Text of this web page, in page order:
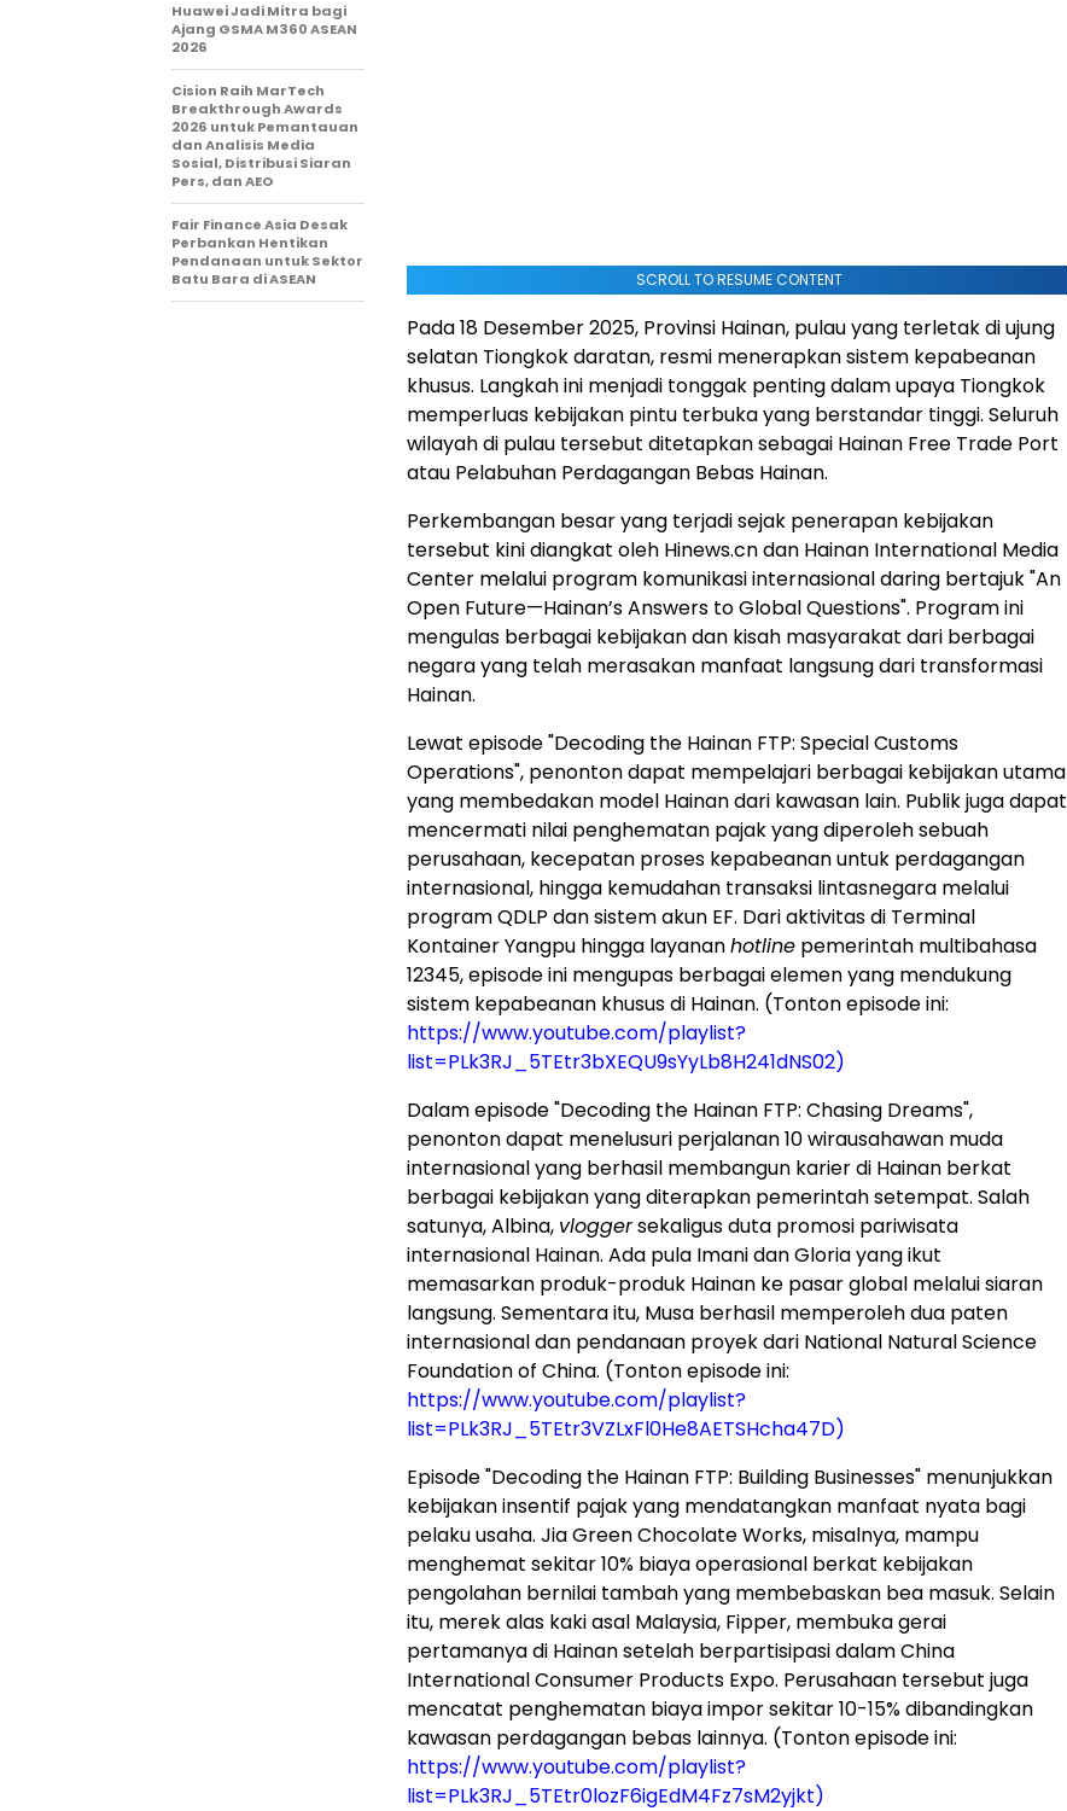
SCROLL TO RESUME CONTENT
Pada 18 Desember 2025, Provinsi Hainan, pulau yang terletak di ujung
selatan Tiongkok daratan, resmi menerapkan sistem kepabeanan
khusus. Langkah ini menjadi tonggak penting dalam upaya Tiongkok
memperluas kebijakan pintu terbuka yang berstandar tinggi. Seluruh
wilayah di pulau tersebut ditetapkan sebagai Hainan Free Trade Port
atau Pelabuhan Perdagangan Bebas Hainan.
Perkembangan besar yang terjadi sejak penerapan kebijakan
tersebut kini diangkat oleh Hinews.cn dan Hainan International Media
Center melalui program komunikasi internasional daring bertajuk "An
Open Future—Hainan’s Answers to Global Questions". Program ini
mengulas berbagai kebijakan dan kisah masyarakat dari berbagai
negara yang telah merasakan manfaat langsung dari transformasi
Hainan.
Lewat episode "Decoding the Hainan FTP: Special Customs
Operations", penonton dapat mempelajari berbagai kebijakan utama
yang membedakan model Hainan dari kawasan lain. Publik juga dapat
mencermati nilai penghematan pajak yang diperoleh sebuah
perusahaan, kecepatan proses kepabeanan untuk perdagangan
internasional, hingga kemudahan transaksi lintasnegara melalui
program QDLP dan sistem akun EF. Dari aktivitas di Terminal
Kontainer Yangpu hingga layananhotline pemerintah multibahasa
12345, episode ini mengupas berbagai elemen yang mendukung
sistem kepabeanan khusus di Hainan. (Tonton episode ini:
https://www.youtube.com/playlist?
list=PLk3RJ_5TEtr3bXEQU9sYyLb8H241dNS02)
Dalam episode "Decoding the Hainan FTP: Chasing Dreams",
penonton dapat menelusuri perjalanan 10 wirausahawan muda
internasional yang berhasil membangun karier di Hainan berkat
berbagai kebijakan yang diterapkan pemerintah setempat. Salah
satunya, Albina, vloggersekaligus duta promosi pariwisata
internasional Hainan. Ada pula Imani dan Gloria yang ikut
memasarkan produk-produk Hainan ke pasar global melalui siaran
langsung. Sementara itu, Musa berhasil memperoleh dua paten
internasional dan pendanaan proyek dari National Natural Science
Foundation of China. (Tonton episode ini:
https://www.youtube.com/playlist?
list=PLk3RJ_5TEtr3VZLxFl0He8AETSHcha47D)
Episode "Decoding the Hainan FTP: Building Businesses" menunjukkan
kebijakan insentif pajak yang mendatangkan manfaat nyata bagi
pelaku usaha. Jia Green Chocolate Works, misalnya, mampu
menghemat sekitar 10% biaya operasional berkat kebijakan
pengolahan bernilai tambah yang membebaskan bea masuk. Selain
itu, merek alas kaki asal Malaysia, Fipper, membuka gerai
pertamanya di Hainan setelah berpartisipasi dalam China
International Consumer Products Expo. Perusahaan tersebut juga
mencatat penghematan biaya impor sekitar 10-15% dibandingkan
kawasan perdagangan bebas lainnya. (Tonton episode ini:
https://www.youtube.com/playlist?
list=PLk3RJ_5TEtr0lozF6igEdM4Fz7sM2yjkt)
Huawei Jadi Mitra bagi
Ajang GSMA M360 ASEAN
2026
Cision Raih MarTech
Breakthrough Awards
2026 untuk Pemantauan
dan Analisis Media
Sosial, Distribusi Siaran
Pers, dan AEO
Fair Finance Asia Desak
Perbankan Hentikan
Pendanaan untuk Sektor
Batu Bara di ASEAN